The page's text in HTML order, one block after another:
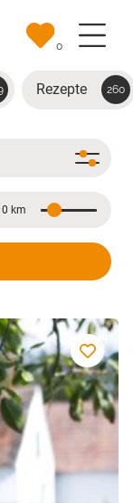
0
Rezepte 260
km
Sirup